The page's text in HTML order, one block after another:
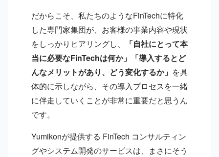
だからこそ、私たちのようなFinTechに特化
した専門家集団が、お客様の事業内容や現状
をしっかりヒアリングし、
「自社にとって本
当に必要なFinTechは何か」「導入するとど
んなメリットがあり、どう変化するか」 を具
体的に示しながら、その導入プロセスを一緒
に伴走していくことが非常に重要だと思うん
です。
Yumikonが提供する FinTech コンサルティン
グやシステム開発のサービスは、まさにそう